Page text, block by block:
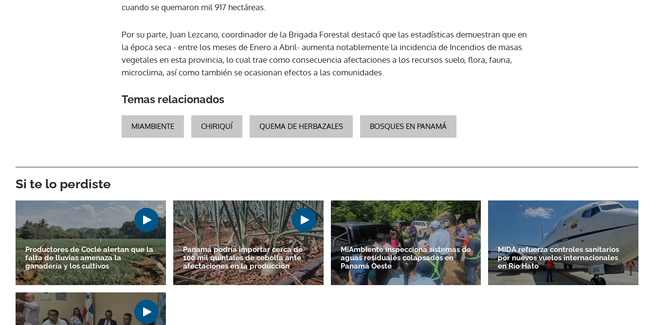
Gracias por suscribirte a nuestro boletín.
cuando se quemaron mil 917 hectáreas.
Por su parte, Juan Lezcano, coordinador de la Brigada Forestal destacó que las estadísticas demuestran que en
la época seca - entre los meses de Enero a Abril- aumenta notablemente la incidencia de Incendios de masas
vegetales en esta provincia, lo cual trae como consecuencia afectaciones a los recursos suelo, flora, fauna,
microclima, así como también se ocasionan efectos a las comunidades.
Temas relacionados
MIAMBIENTE CHIRIQUÍ QUEMA DE HERBAZALES BOSQUES EN PANAMÁ
Si te lo perdiste
Productores de Coclé alertan que la
falta de lluvias amenaza la
ganadería y los cultivos
Panamá podría importar cerca de
100 mil quintales de cebolla ante
afectaciones en la producción
MiAmbiente inspecciona sistemas de
aguas residuales colapsados en
Panamá Oeste
MIDA refuerza controles sanitarios
por nuevos vuelos internacionales
en Río Hato